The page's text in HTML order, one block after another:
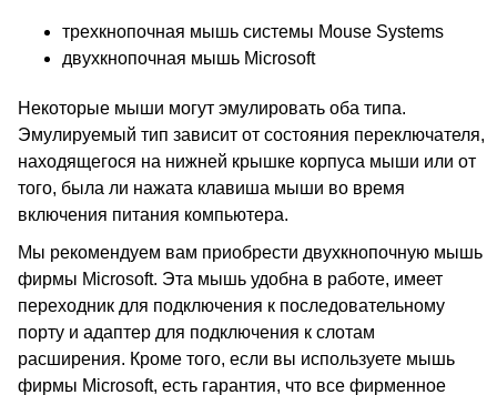
трехкнопочная мышь системы Mouse Systems
двухкнопочная мышь Microsoft
Некоторые мыши могут эмулировать оба типа.
Эмулируемый тип зависит от состояния переключателя,
находящегося на нижней крышке корпуса мыши или от
того, была ли нажата клавиша мыши во время
включения питания компьютера.
Мы рекомендуем вам приобрести двухкнопочную мышь
фирмы Microsoft. Эта мышь удобна в работе, имеет
переходник для подключения к последовательному
порту и адаптер для подключения к слотам
расширения. Кроме того, если вы используете мышь
фирмы Microsoft, есть гарантия, что все фирменное